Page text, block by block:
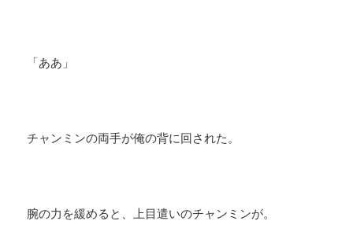
「ああ」
チャンミンの両手が俺の背に回された。
腕の力を緩めると、上目遣いのチャンミンが。